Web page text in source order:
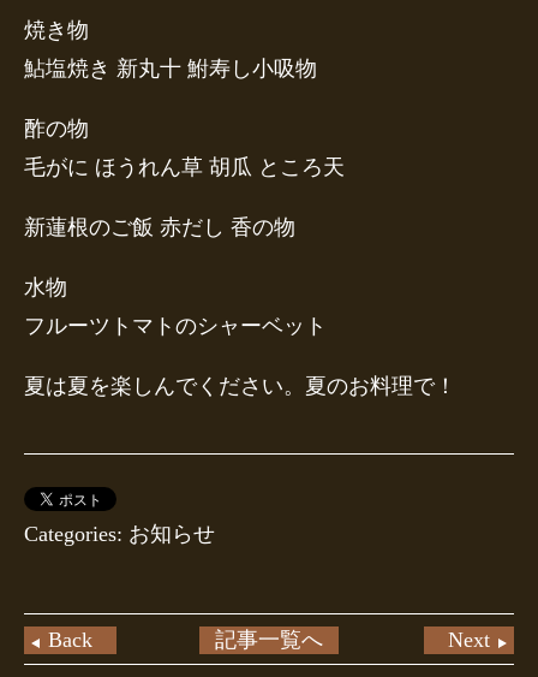
焼き物
鮎塩焼き 新丸十 鮒寿し小吸物
酢の物
毛がに ほうれん草 胡瓜 ところ天
新蓮根のご飯 赤だし 香の物
水物
フルーツトマトのシャーベット
夏は夏を楽しんでください。夏のお料理で！
Categories: お知らせ
記事一覧へ
Back Next